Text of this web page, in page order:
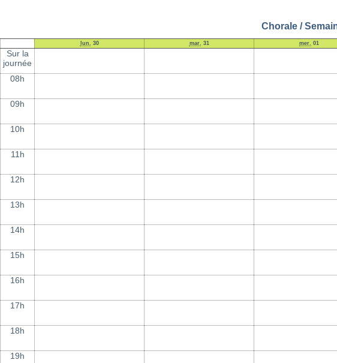
Chorale /
lun. 30 mar. 31 mer. 01
Sur la
journée
08h
09h
10h
11h
12h
13h
14h
15h
16h
17h
18h
19h